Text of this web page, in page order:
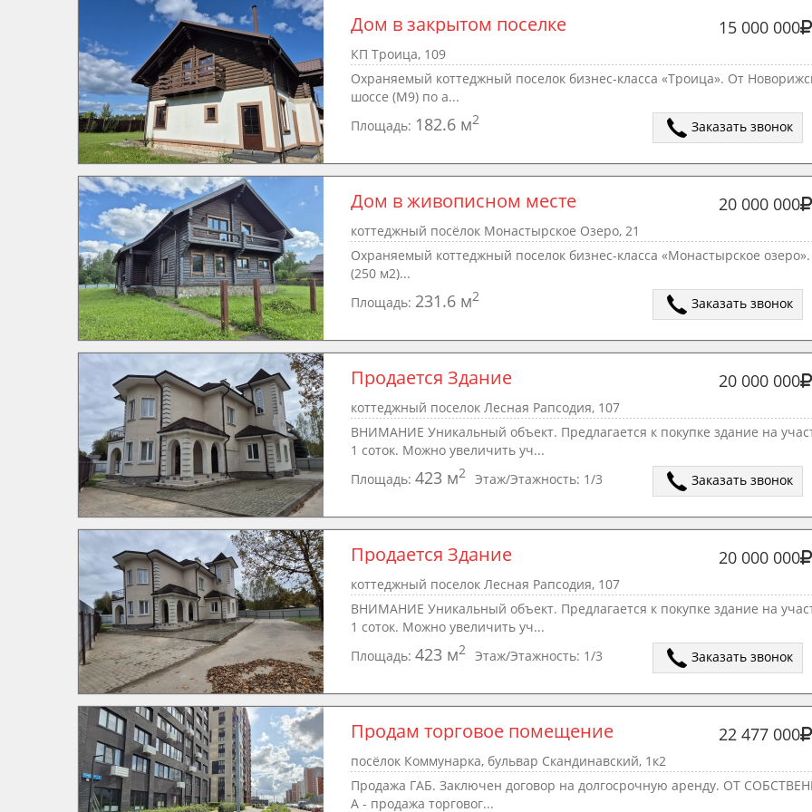
Дом в закрытом поселке 15 000 000
КП Троица, 109
Охраняемый коттеджный поселок бизнес-класса «Троица». От
шоссе (М9) по а...
Площадь: 182.6 м2 Заказать звонок
Дом в живописном месте 20 000 000
коттеджный посёлок Монастырское Озеро, 21
Охраняемый коттеджный поселок бизнес-класса «Монастырское
(250 м2)...
Площадь: 231.6 м2 Заказать звонок
Продается Здание 20 000 000
коттеджный поселок Лесная Рапсодия, 107
ВНИМАНИЕ Уникальный объект. Предлагается к покупке здание на
1 соток. Можно увеличить уч...
Площадь: 423 м2 Этаж/Этажность: 1/3 Заказать звонок
Продается Здание 20 000 000
коттеджный поселок Лесная Рапсодия, 107
ВНИМАНИЕ Уникальный объект. Предлагается к покупке здание на
1 соток. Можно увеличить уч...
Площадь: 423 м2 Этаж/Этажность: 1/3 Заказать звонок
Продам торговое помещение 22 477 000
посёлок Коммунарка, бульвар Скандинавский, 1к2
Продажа ГАБ. Заключен договор на долгосрочную аренду. ОТ
А - продажа торговог...